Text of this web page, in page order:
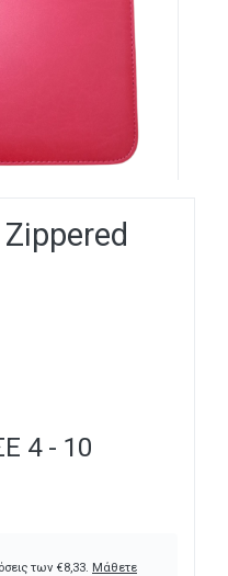
4 - 10
των €8,33. Μάθετε